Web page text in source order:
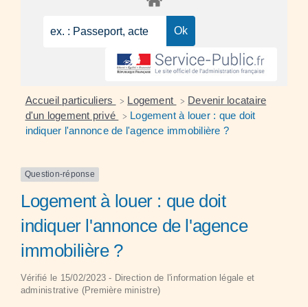
Accueil particuliers > Logement > Devenir locataire
d'un logement privé
> Logement à louer : que doit
indiquer l'annonce de l'agence immobilière ?
Question-réponse
Logement à louer : que doit
indiquer l'annonce de l'agence
immobilière ?
Vérifié le 15/02/2023 - Direction de l'information légale et
administrative (Première ministre)